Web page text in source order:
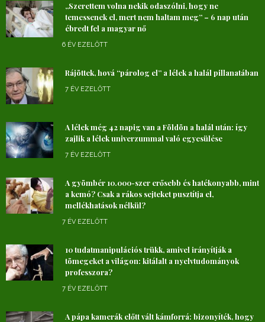
„Szerettem volna nekik odaszólni, hogy ne
temessenek el, mert nem haltam meg” – 6 nap után
ébredt fel a magyar nő
6 ÉV EZELŐTT
Rájöttek, hová “párolog el” a lélek a halál pillanatában
7 ÉV EZELŐTT
A lélek még 42 napig van a Földön a halál után: így
zajlik a lélek univerzummal való egyesülése
7 ÉV EZELŐTT
A gyömbér 10.000-szer erősebb és hatékonyabb, mint
a kemó? Csak a rákos sejteket pusztítja el,
mellékhatások nélkül?
7 ÉV EZELŐTT
10 tudatmanipulációs trükk, amivel irányítják a
tömegeket a világon: kitálalt a nyelvtudományok
professzora?
7 ÉV EZELŐTT
A pápa kamerák előtt vált kámforrá: bizonyíték, hogy